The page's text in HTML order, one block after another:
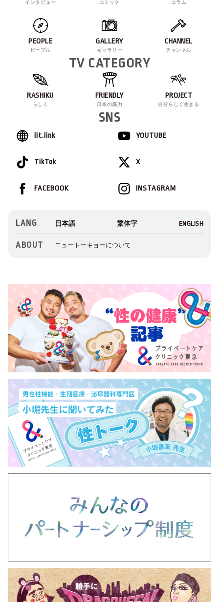
インタビュー コミック コラム
PEOPLE
ピープル
GALLERY
ギャラリー
CHANNEL
チャンネル
TV CATEGORY
RASHIKU
らしく
FRIENDLY
日本の底力
PROJECT
自分らしく生きる
SNS
lit.link YOUTUBE
TikTok X
INSTAGRAM
FACEBOOK
LANG
ABOUT ニュートーキョーについて